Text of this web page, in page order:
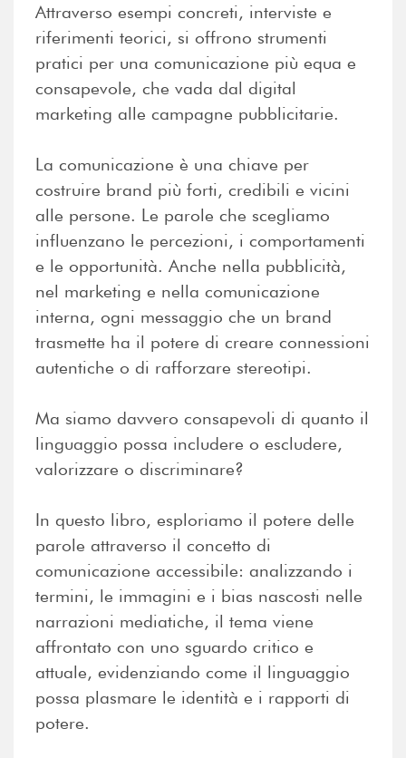
Attraverso esempi concreti, interviste e
riferimenti teorici, si offrono strumenti
pratici per una comunicazione più equa e
consapevole, che vada dal digital
marketing alle campagne pubblicitarie.
La comunicazione è una chiave per
costruire brand più forti, credibili e vicini
alle persone. Le parole che scegliamo
influenzano le percezioni, i comportamenti
e le opportunità. Anche nella pubblicità,
nel marketing e nella comunicazione
interna, ogni messaggio che un brand
trasmette ha il potere di creare connessioni
autentiche o di rafforzare stereotipi.
Ma siamo davvero consapevoli di quanto il
linguaggio possa includere o escludere,
valorizzare o discriminare?
In questo libro, esploriamo il potere delle
parole attraverso il concetto di
comunicazione accessibile: analizzando i
termini, le immagini e i bias nascosti nelle
narrazioni mediatiche, il tema viene
affrontato con uno sguardo critico e
attuale, evidenziando come il linguaggio
possa plasmare le identità e i rapporti di
potere.